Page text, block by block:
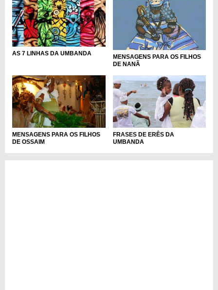
AS 7 LINHAS DA UMBANDA
MENSAGENS PARA OS FILHOS
DE NANÃ
MENSAGENS PARA OS FILHOS
DE OSSAIM
FRASES DE ERÊS DA
UMBANDA